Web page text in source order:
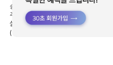
송장입력전이라도 실제 출고작업이 이루
주문취소가 불가한점 참고 부탁드리며,
실출고 이후엔 상품 수령 후 반품으로 접
(반품시 배송비는 고객님이 부담해주셔야